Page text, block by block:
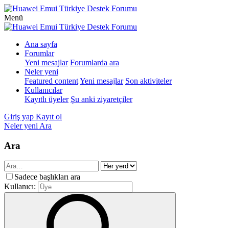
Menü
Ana sayfa
Forumlar
Yeni mesajlar Forumlarda ara
Neler yeni
Featured contentYeni mesajlar Son aktiviteler
Kullanıcılar
Kayıtlı üyeler Şu anki ziyaretçiler
Giriş yap Kayıt ol
Neler yeni Ara
Ara
Sadece başlıkları ara
Kullanıcı: